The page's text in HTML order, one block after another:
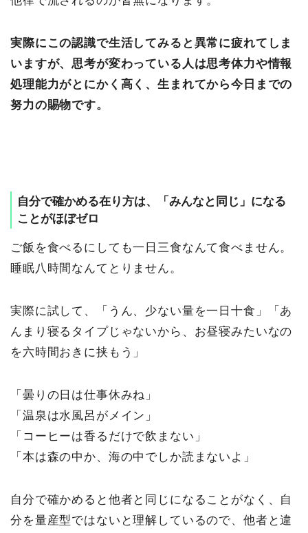
実際にこの認識で生活してみると異常に疲れてしま
いますが、思考が変わっている人は思考体力や情報
処理能力がとにかく高く、生まれてから今日までの
努力の賜物です。
自分で確かめる在り方は、「みんなと同じ」になる
ことがほぼゼロ
ご飯を食べるにしても一日三食なんて食べません。
睡眠八時間なんてとりません。
実際に試して、「うん、少ない量を一日十食」「あ
んまり寝るタイプじゃないから、お昼寝みたいなの
を六時間おきに挟もう」
「曇りの日は仕事休みね」
「温泉は水風呂がメイン」
「コーヒーは香るだけで飲まない」
「本は森の中か、海の中でしか読まないよ」
自分で確かめると他者と同じになることがなく、自
分を量産型ではないと理解しているので、他者と違